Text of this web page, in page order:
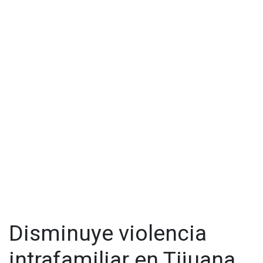
Disminuye violencia